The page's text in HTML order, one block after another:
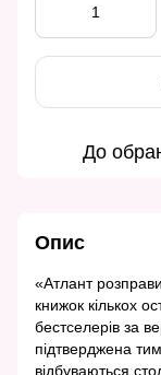
До
Опис
«Атлант
книжок кількох
бестселерів за
підтверджена
відбуваються